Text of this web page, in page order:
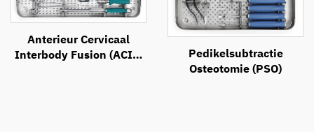
Anterieur Cervicaal
Interbody Fusion (ACIF)
Pedikelsubtractie
Osteotomie (PSO)